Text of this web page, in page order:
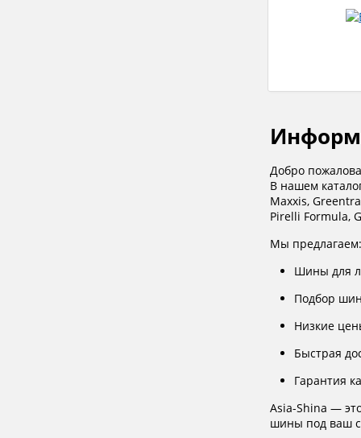
Добро
В нашем
Maxxis,
Pirelli Formula,
Мы предлагаем:
Шины для
Подбор
Низкие
Быстрая
Гарантия
Asia-Shina —
шины под ваш